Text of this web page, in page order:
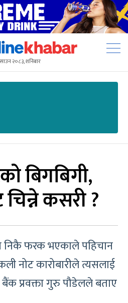
२०८३, शनिबार
बिगबिगी,
कसरी ?
निकै फरक भएकाले पहिचान
नोट कारोबारीले त्यसलाई
बैंक प्रवक्ता गुरु पौडेलले बताए